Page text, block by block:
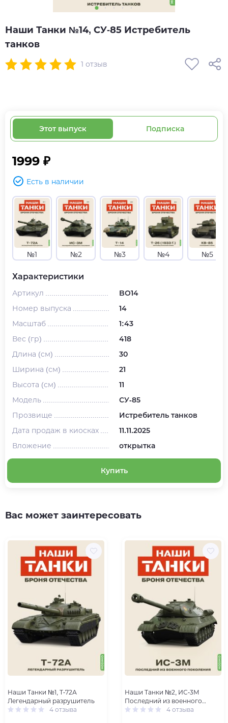
Наши Танки №14, СУ-85 Истребитель
танков
1 отзыв
Этот выпуск Подписка
1999 ₽
Есть в наличии
№1 №2 №3 №4 №5
Характеристики
Артикул
BO14
Номер выпуска
14
Масштаб
1:43
Вес (гр)
418
Длина (см)
30
Ширина (см)
21
Высота (см)
11
Модель
СУ-85
Прозвище
Истребитель танков
Дата продаж в киосках
11.11.2025
Вложение
открытка
Купить
Вас может заинтересовать
Наши Танки №1, Т-72А
Легендарный разрушитель
4 отзыва
Наши Танки №2, ИС-3М
Последний из военного
поколения
4 отзыва